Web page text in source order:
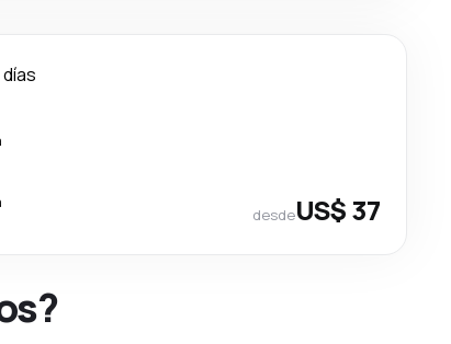
días
desdeUS$ 37